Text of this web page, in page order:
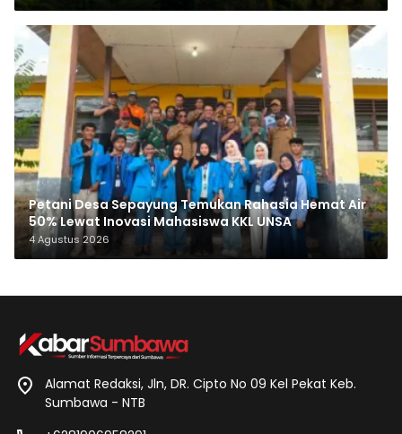
Petani Desa Sepayung Temukan Rahasia Hemat Air
50% Lewat Inovasi Mahasiswa KKL UNSA
4 Agustus 2026
Alamat Redaksi, Jln, DR. Cipto No 09 Kel Pekat Keb.
Sumbawa - NTB